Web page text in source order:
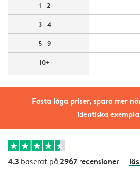
Fasta låga priser, spara mer
identiska
1 - 2
3 - 4
5 - 9
10+
4.3 baserat på 2967 recensioner